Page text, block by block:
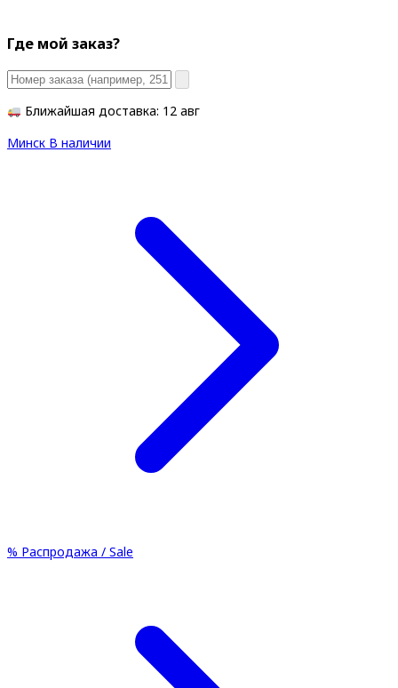
Где мой заказ?
Ближайшая доставка: 12 авг
Минск В наличии
% Распродажа / Sale